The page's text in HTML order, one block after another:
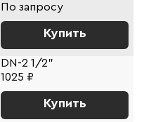
По запросу
Купить
DN-2 1/2"
1025 ₽
Купить